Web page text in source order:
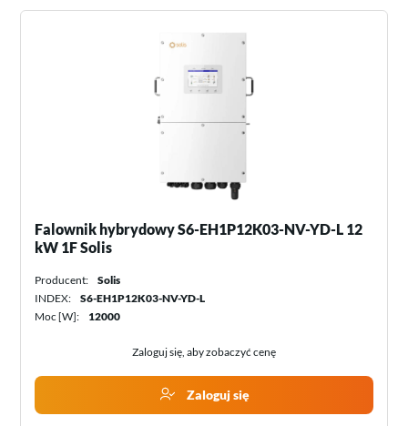
Falownik hybrydowy S6-EH1P12K03-NV-YD-L 12
kW 1F Solis
Producent:
Solis
INDEX:
S6-EH1P12K03-NV-YD-L
Moc [W]:
12000
Zaloguj się, aby zobaczyć cenę
Zaloguj się